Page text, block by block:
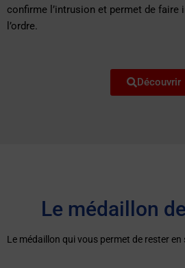
confirme l’intrusion et permet de faire
l’ordre.
Découvrir
Le médaillon
Le médaillon qui vous permet de rester